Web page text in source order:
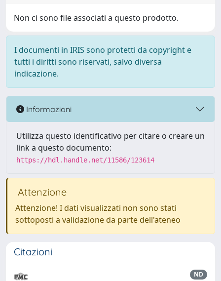
Non ci sono file associati a questo prodotto.
I documenti in IRIS sono protetti da copyright e
tutti i diritti sono riservati, salvo diversa
indicazione.
Informazioni
Utilizza questo identificativo per citare o creare un
link a questo documento:
https://hdl.handle.net/11586/123614
Attenzione
Attenzione! I dati visualizzati non sono stati
sottoposti a validazione da parte dell'ateneo
Citazioni
ND